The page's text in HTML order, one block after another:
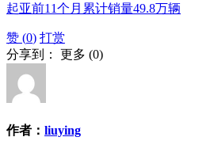
起亚前11个月累计销量49.8万辆
赞 (0) 打赏
分享到： 更多 (0)
作者： liuying